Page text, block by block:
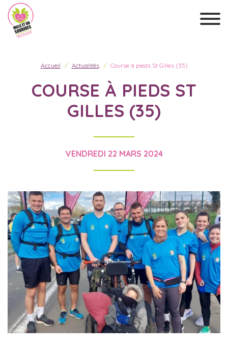
Accueil Actualités Course à pieds St Gilles (35)
COURSE À PIEDS ST
GILLES (35)
VENDREDI 22 MARS 2024